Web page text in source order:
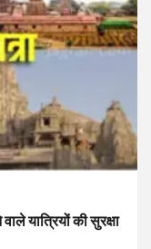
यात्रियों की सुरक्षा